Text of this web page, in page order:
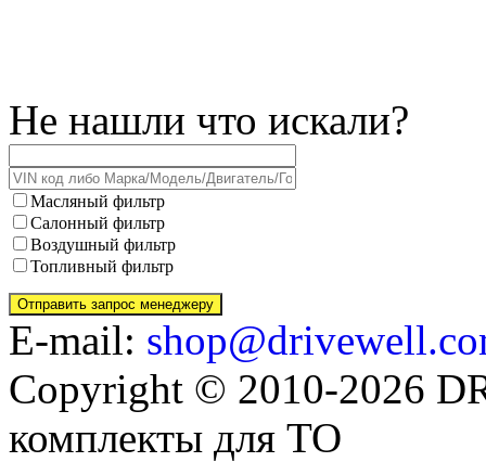
Не нашли что искали?
Масляный фильтр
Салонный фильтр
Воздушный фильтр
Топливный фильтр
E-mail:
Copyright © 2010-2026
комплекты для ТО